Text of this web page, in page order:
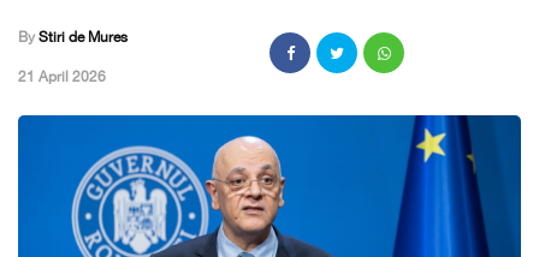
By Stiri de Mures
,21 April 2026